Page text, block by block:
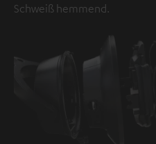
Schweiß hemmend.